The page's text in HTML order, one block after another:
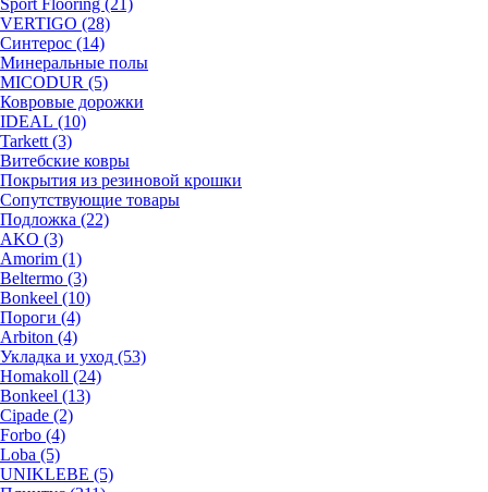
Sport Flooring (21)
VERTIGO (28)
Синтерос (14)
Минеральные полы
MICODUR (5)
Ковровые дорожки
IDEAL (10)
Tarkett (3)
Витебские ковры
Покрытия из резиновой крошки
Сопутствующие товары
Подложка (22)
AKO (3)
Amorim (1)
Beltermo (3)
Bonkeel (10)
Пороги (4)
Arbiton (4)
Укладка и уход (53)
Homakoll (24)
Bonkeel (13)
Cipade (2)
Forbo (4)
Loba (5)
UNIKLEBE (5)